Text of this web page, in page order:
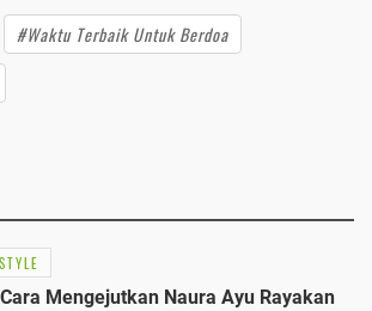
#Waktu Terbaik Untuk Berdoa
STYLE
Mengejutkan Naura Ayu Rayakan